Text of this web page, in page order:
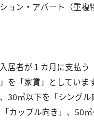
ョン・アパート（重複
居者が１カ月に支払う
を「家賃」としています
30㎡以下を「シング
カップル向き」、50